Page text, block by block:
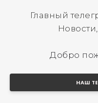
Главный
Добро
НАШ